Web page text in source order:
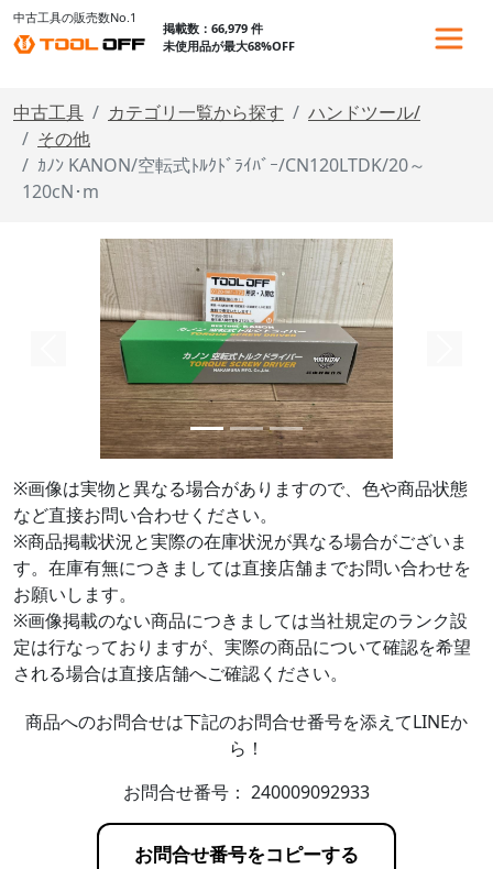
中古工具の販売数No.1
掲載数：66,979 件
未使用品が最大68%OFF
中古工具 カテゴリ一覧から探す
ハンドツール/
その他
ｶﾉﾝ KANON/空転式ﾄﾙｸﾄﾞﾗｲﾊﾞｰ/CN120LTDK/20～
120cN･m
※画像は実物と異なる場合がありますので、色や商品状態
など直接お問い合わせください。
※商品掲載状況と実際の在庫状況が異なる場合がございま
す。在庫有無につきましては直接店舗までお問い合わせを
お願いします。
※画像掲載のない商品につきましては当社規定のランク設
定は行なっておりますが、実際の商品について確認を希望
される場合は直接店舗へご確認ください。
商品へのお問合せは下記のお問合せ番号を添えてLINEか
ら！
お問合せ番号： 240009092933
お問合せ番号をコピーする